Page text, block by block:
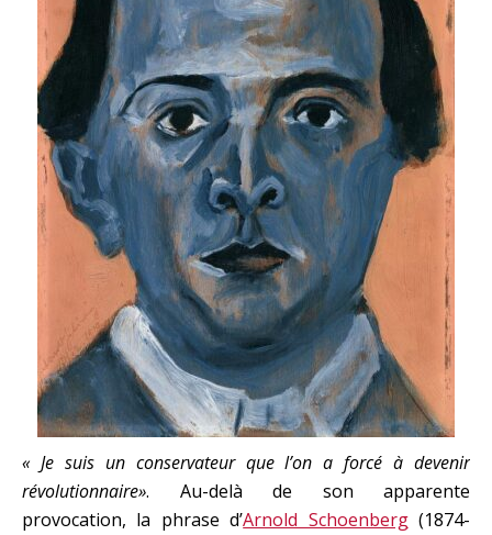
« Je suis un conservateur que l’on a forcé à devenir
révolutionnaire». Au-delà de son apparente
provocation, la phrase d’Arnold Schoenberg(1874-